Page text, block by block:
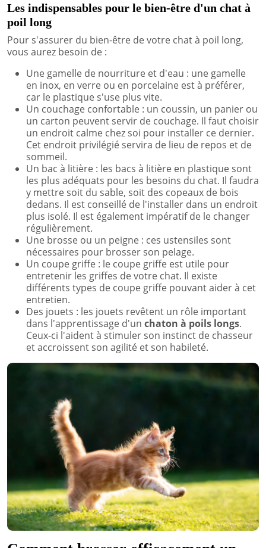
Les indispensables pour le bien-être d'un chat à
poil long
Pour s'assurer du bien-être de votre chat à poil long,
vous aurez besoin de :
Une gamelle de nourriture et d'eau : une gamelle
en inox, en verre ou en porcelaine est à préférer,
car le plastique s'use plus vite.
Un couchage confortable : un coussin, un panier ou
un carton peuvent servir de couchage. Il faut choisir
un endroit calme chez soi pour installer ce dernier.
Cet endroit privilégié servira de lieu de repos et de
sommeil.
Un bac à litière : les bacs à litière en plastique sont
les plus adéquats pour les besoins du chat. Il faudra
y mettre soit du sable, soit des copeaux de bois
dedans. Il est conseillé de l'installer dans un endroit
plus isolé. Il est également impératif de le changer
régulièrement.
Une brosse ou un peigne : ces ustensiles sont
nécessaires pour brosser son pelage.
Un coupe griffe : le coupe griffe est utile pour
entretenir les griffes de votre chat. Il existe
différents types de coupe griffe pouvant aider à cet
entretien.
Des jouets : les jouets revêtent un rôle important
dans l'apprentissage d'un chaton à poils longs.
Ceux-ci l'aident à stimuler son instinct de chasseur
et accroissent son agilité et son habileté.